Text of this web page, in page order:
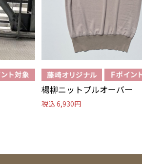
楊柳ニットプルオーバー
税込 6,930円